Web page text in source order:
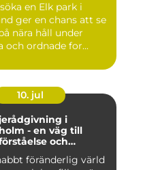
en Elk park i
ger en chans att se
nära håll under
och ordnade for...
10. jul
i
- en väg till
och
föränderlig värld